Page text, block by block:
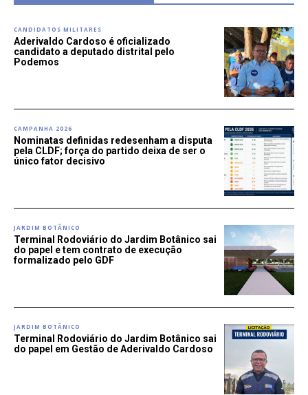
CANDIDATOS MILITARES
Aderivaldo Cardoso é oficializado
candidato a deputado distrital pelo
Podemos
CAMPANHA 2026
Nominatas definidas redesenham a disputa
pela CLDF; força do partido deixa de ser o
único fator decisivo
JARDIM BOTÂNICO
Terminal Rodoviário do Jardim Botânico sai
do papel e tem contrato de execução
formalizado pelo GDF
JARDIM BOTÂNICO
Terminal Rodoviário do Jardim Botânico sai
do papel em Gestão de Aderivaldo Cardoso